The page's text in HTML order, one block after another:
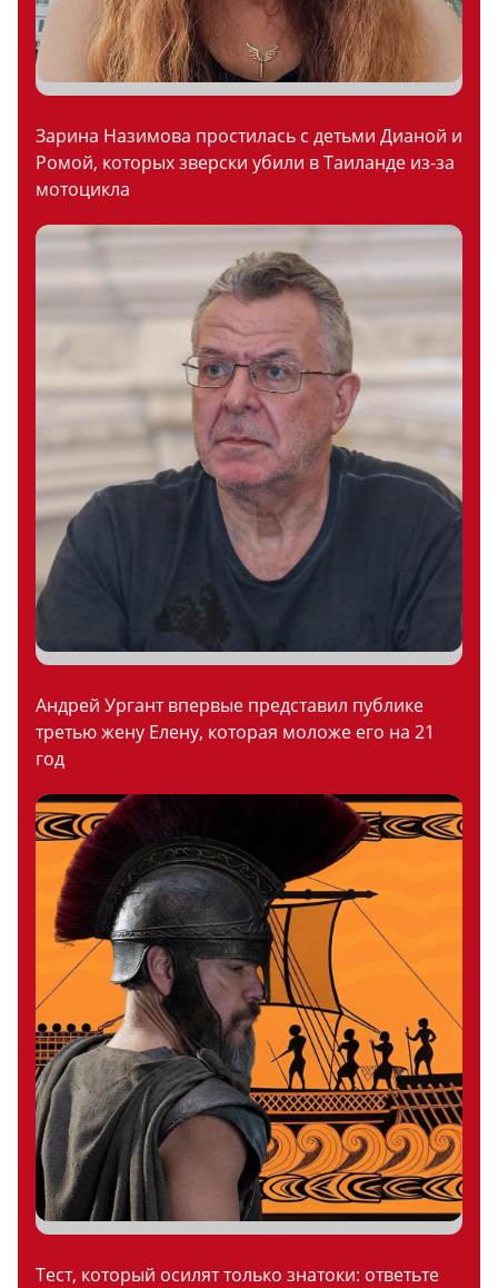
Зарина Назимова простилась с детьми Дианой и
Ромой, которых зверски убили в Таиланде из-за
мотоцикла
Андрей Ургант впервые представил публике
третью жену Елену, которая моложе его на 21
год
Тест, который осилят только знатоки: ответьте